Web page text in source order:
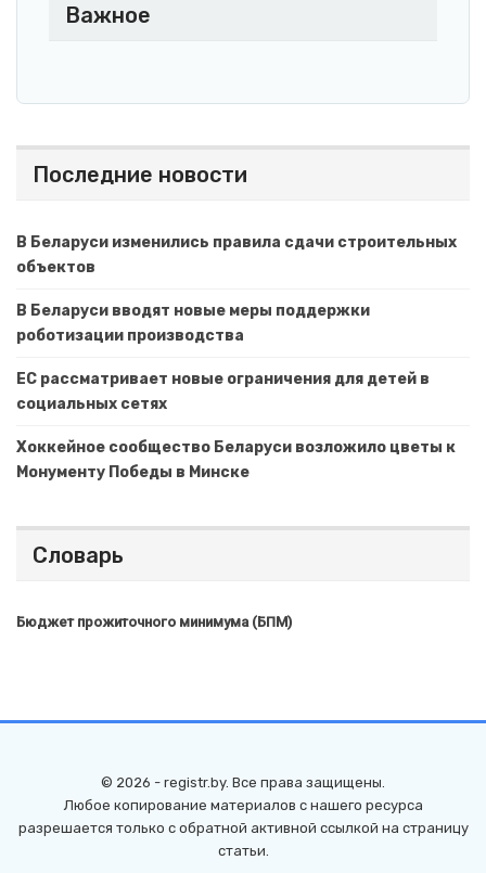
Важное
Последние новости
В Беларуси изменились правила сдачи строительных
объектов
В Беларуси вводят новые меры поддержки
роботизации производства
ЕС рассматривает новые ограничения для детей в
социальных сетях
Хоккейное сообщество Беларуси возложило цветы к
Монументу Победы в Минске
Словарь
Бюджет прожиточного минимума (БПМ)
© 2026 - registr.by. Все права защищены.
Любое копирование материалов с нашего ресурса
разрешается только с обратной активной ссылкой на страницу
статьи.